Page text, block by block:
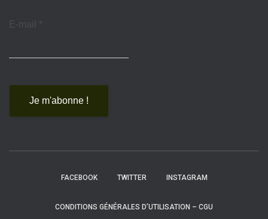
E-mail *
FACEBOOK TWITTER INSTAGRAM
CONDITIONS GÉNÉRALES D’UTILISATION – CGU